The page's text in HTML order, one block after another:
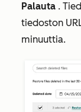
Palauta .
tiedoston
minuuttia.